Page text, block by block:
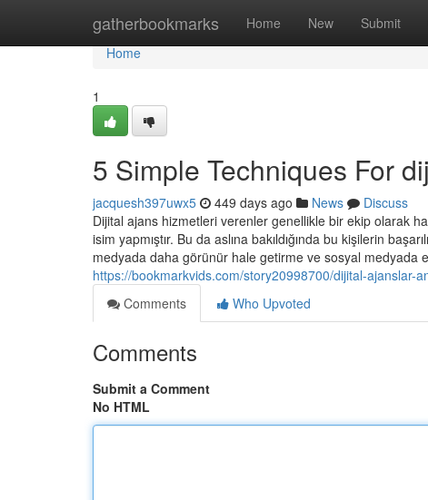
gatherbookmarks Home New Submit
Home
Home
1
5 Simple Techniques For
jacquesh397uwx5 449 days ago News
Discuss
Dijital ajans hizmetleri verenler genellikle bir ekip olarak
isim yapmıştır. Bu da aslına bakıldığında bu kişilerin
medyada daha görünür hale getirme ve sosyal medyada
https://bookmarkvids.com/story20998700/dijital-ajanslar-
Comments
Who Upvoted
Comments
Submit a Comment
No HTML